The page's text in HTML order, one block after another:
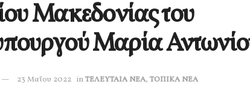
Μακεδονίας του
Μαρία
23 Μαΐου 2022 inΤΕΛΕΥΤΑΙΑ ΝΕΑ, ΤΟΠΙΚΑ ΝΕΑ